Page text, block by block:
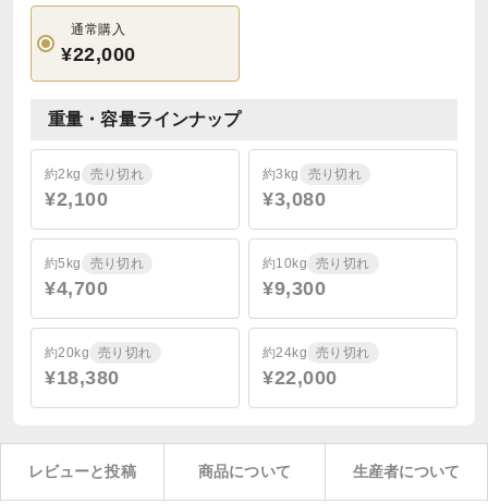
通常購入
¥22,000
重量・容量ラインナップ
約2kg 売り切れ
¥2,100
約3kg 売り切れ
¥3,080
約5kg 売り切れ
¥4,700
約10kg 売り切れ
¥9,300
約20kg 売り切れ
¥18,380
約24kg 売り切れ
¥22,000
レビューと投稿 商品について 生産者について